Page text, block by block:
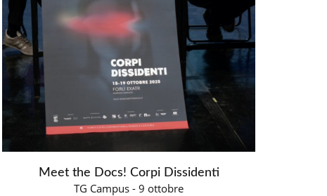
Meet the Docs! Corpi Dissidenti
TG Campus - 9 ottobre